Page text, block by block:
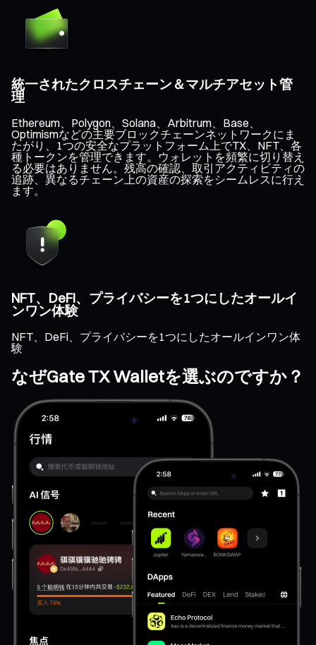
統一されたクロスチェーン＆マルチアセット管
理
Ethereum、Polygon、Solana、Arbitrum、Base、
Optimismなどの主要ブロックチェーンネットワークにま
たがり、1つの安全なプラットフォーム上でTX、NFT、各
種トークンを管理できます。ウォレットを頻繁に切り替え
る必要はありません。残高の確認、取引アクティビティの
追跡、異なるチェーン上の資産の探索をシームレスに行え
ます。
NFT、DeFi、プライバシーを1つにしたオールイ
ンワン体験
NFT、DeFi、プライバシーを1つにしたオールインワン体
験
なぜGate TX Walletを選ぶのですか？